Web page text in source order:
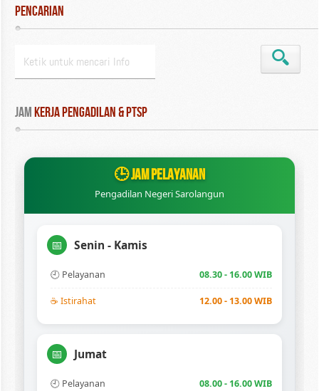
Pencarian
Jam Kerja Pengadilan & PTSP
🕒 JAM PELAYANAN
Pengadilan Negeri Sarolangun
📅 Senin - Kamis
🕘 Pelayanan 08.30 - 16.00 WIB
☕ Istirahat 12.00 - 13.00 WIB
📅 Jumat
🕘 Pelayanan 08.00 - 16.00 WIB